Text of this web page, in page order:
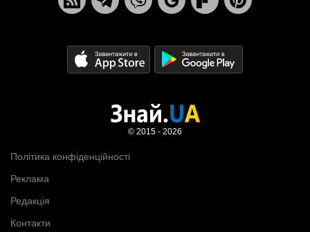
Політика конфіденційності
Реклама
Редакція
Контакти
© 2015 - 2026